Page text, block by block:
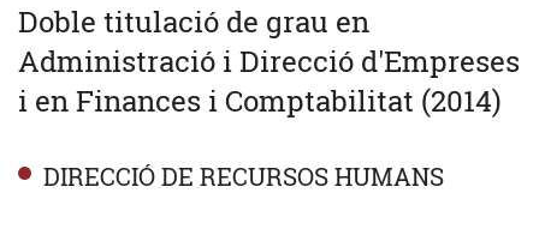
Doble titulació de grau en
Administració i Direcció d'Empreses
i en Finances i Comptabilitat (2014)
DIRECCIÓ DE RECURSOS HUMANS